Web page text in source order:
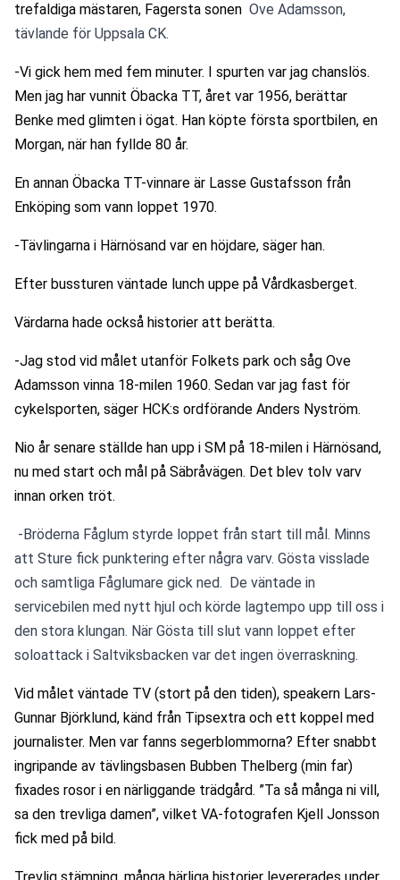
trefaldiga mästaren, Fagersta sonen Ove Adamsson,
tävlande för Uppsala CK.
-Vi gick hem med fem minuter. I spurten var jag chanslös.
Men jag har vunnit Öbacka TT, året var 1956, berättar
Benke med glimten i ögat. Han köpte första sportbilen, en
Morgan, när han fyllde 80 år.
En annan Öbacka TT-vinnare är Lasse Gustafsson från
Enköping som vann loppet 1970.
-Tävlingarna i Härnösand var en höjdare, säger han.
Efter bussturen väntade lunch uppe på Vårdkasberget.
Värdarna hade också historier att berätta.
-Jag stod vid målet utanför Folkets park och såg Ove
Adamsson vinna 18-milen 1960. Sedan var jag fast för
cykelsporten, säger HCK:s ordförande Anders Nyström.
Nio år senare ställde han upp i SM på 18-milen i Härnösand,
nu med start och mål på Säbråvägen. Det blev tolv varv
innan orken tröt.
-Bröderna Fåglum styrde loppet från start till mål. Minns
att Sture fick punktering efter några varv. Gösta visslade
och samtliga Fåglumare gick ned.  De väntade in
servicebilen med nytt hjul och körde lagtempo upp till oss i
den stora klungan. När Gösta till slut vann loppet efter
soloattack i Saltviksbacken var det ingen överraskning.
Vid målet väntade TV (stort på den tiden), speakern Lars-
Gunnar Björklund, känd från Tipsextra och ett koppel med
journalister. Men var fanns segerblommorna? Efter snabbt
ingripande av tävlingsbasen Bubben Thelberg (min far)
fixades rosor i en närliggande trädgård. ”Ta så många ni vill,
sa den trevliga damen”, vilket VA-fotografen Kjell Jonsson
fick med på bild.